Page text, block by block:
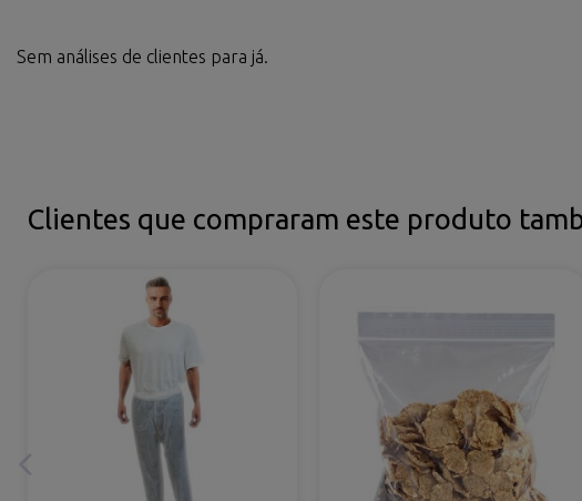
Sem análises de clientes para já.
Clientes que compraram este produto